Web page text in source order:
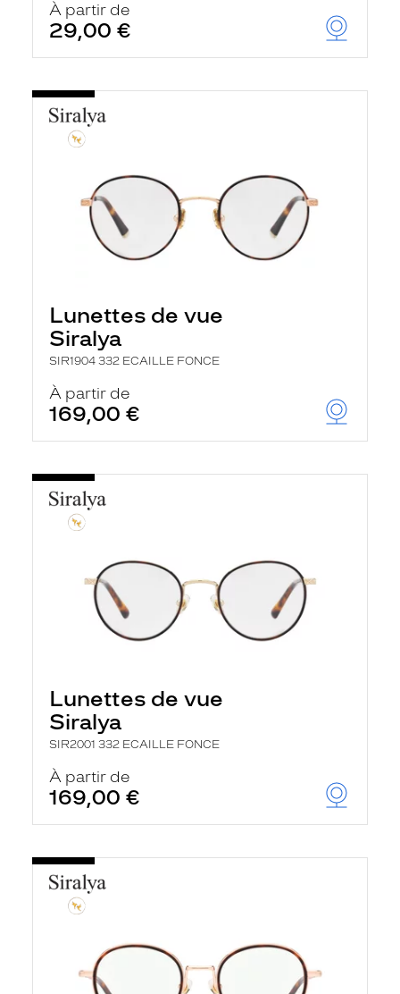
À partir de
29,00 €
Lunettes de vue
Siralya
SIR1904 332 ECAILLE FONCE
À partir de
169,00 €
Lunettes de vue
Siralya
SIR2001 332 ECAILLE FONCE
À partir de
169,00 €